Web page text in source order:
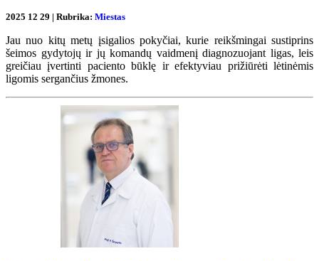
2025 12 29 | Rubrika: Miestas
Jau nuo kitų metų įsigalios pokyčiai, kurie reikšmingai sustiprins
šeimos gydytojų ir jų komandų vaidmenį diagnozuojant ligas, leis
greičiau įvertinti paciento būklę ir efektyviau prižiūrėti lėtinėmis
ligomis sergančius žmones.